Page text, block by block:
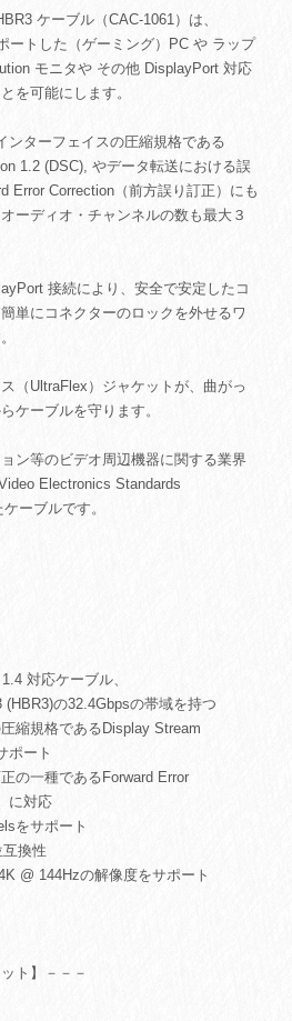
ケーブル（CAC-1061）は、
ートした（ゲーミング）PC や ラップ
モニタや その他 DisplayPort 対応
を可能にします。
ンターフェイスの圧縮規格である
1.2 (DSC), やデータ転送における誤
Error Correction（前方誤り訂正）にも
ーディオ・チャンネルの数も最大３
接続により、安全で安定したコ
単にコネクターのロックを外せるワ
（UltraFlex）ジャケットが、曲がっ
ケーブルを守ります。
ン等のビデオ周辺機器に関する業界
Electronics Standards
ーブルです。
対応ケーブル、
の32.4Gbpsの帯域を持つ
縮規格であるDisplay Stream
ポート
の一種であるForward Error
に対応
をサポート
互換性
@ 144Hzの解像度をサポート
ト】－－－